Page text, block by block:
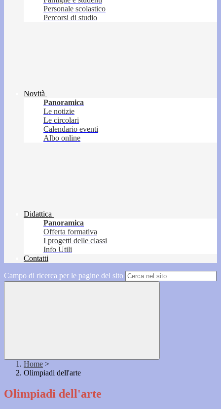
Personale scolastico
Percorsi di studio
Novità
Panoramica
Le notizie
Le circolari
Calendario eventi
Albo online
Didattica
Panoramica
Offerta formativa
I progetti delle classi
Info Utili
Contatti
Campo di ricerca per le pagine del sito
Home >
Olimpiadi dell'arte
Olimpiadi dell'arte